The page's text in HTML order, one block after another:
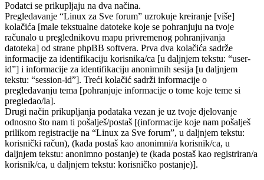
Podatci se prikupljaju na dva načina.
Pregledavanje “Linux za Sve forum” uzrokuje kreiranje [više]
kolačića [male tekstualne datoteke koje se pohranjuju na tvoje
računalo u preglednikovu mapu privremenog pohranjivanja
datoteka] od strane phpBB softvera. Prva dva kolačića sadrže
informacije za identifikaciju korisnika/ca [u daljnjem tekstu: “user-
id”] i informacije za identifikaciju anonimnih sesija [u daljnjem
tekstu: “session-id”]. Treći kolačić sadrži informacije o
pregledavanju tema [pohranjuje informacije o tome koje teme si
pregledao/la].
Drugi način prikupljanja podataka vezan je uz tvoje djelovanje
odnosno što nam ti pošalješ/postaš [(informacije koje nam pošalješ
prilikom registracije na “Linux za Sve forum”, u daljnjem tekstu:
korisnički račun), (kada postaš kao anonimni/a korisnik/ca, u
daljnjem tekstu: anonimno postanje) te (kada postaš kao registriran/a
korisnik/ca, u daljnjem tekstu: korisničko postanje)].